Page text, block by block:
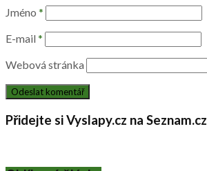
Jméno *
E-mail *
Webová stránka
Přidejte si Vyslapy.cz na Seznam.cz